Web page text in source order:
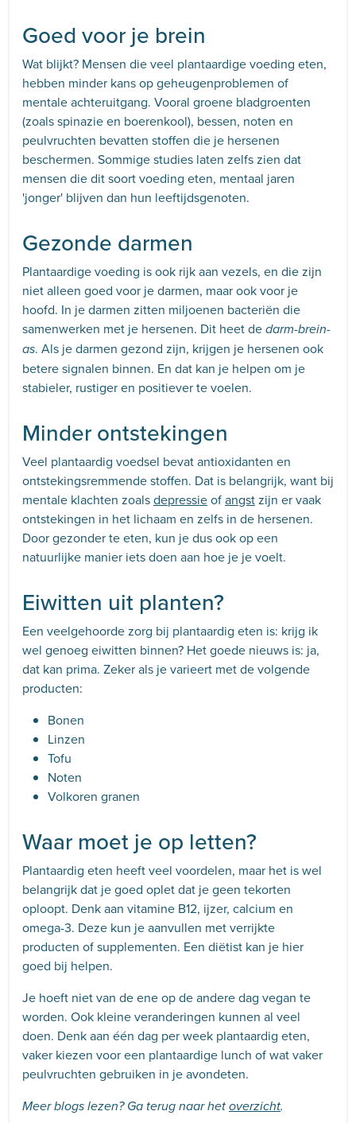
Goed voor je brein
Wat blijkt? Mensen die veel plantaardige voeding eten,
hebben minder kans op geheugenproblemen of
mentale achteruitgang. Vooral groene bladgroenten
(zoals spinazie en boerenkool), bessen, noten en
peulvruchten bevatten stoffen die je hersenen
beschermen. Sommige studies laten zelfs zien dat
mensen die dit soort voeding eten, mentaal jaren
'jonger' blijven dan hun leeftijdsgenoten.
Gezonde darmen
Plantaardige voeding is ook rijk aan vezels, en die zijn
niet alleen goed voor je darmen, maar ook voor je
hoofd. In je darmen zitten miljoenen bacteriën die
samenwerken met je hersenen. Dit heet de darm-brein-
as. Als je darmen gezond zijn, krijgen je hersenen ook
betere signalen binnen. En dat kan je helpen om je
stabieler, rustiger en positiever te voelen.
Minder ontstekingen
Veel plantaardig voedsel bevat antioxidanten en
ontstekingsremmende stoffen. Dat is belangrijk, want bij
mentale klachten zoalsdepressieofangstzijn er vaak
ontstekingen in het lichaam en zelfs in de hersenen.
Door gezonder te eten, kun je dus ook op een
natuurlijke manier iets doen aan hoe je je voelt.
Eiwitten uit planten?
Een veelgehoorde zorg bij plantaardig eten is: krijg ik
wel genoeg eiwitten binnen? Het goede nieuws is: ja,
dat kan prima. Zeker als je varieert met de volgende
producten:
Bonen
Linzen
Tofu
Noten
Volkoren granen
Waar moet je op letten?
Plantaardig eten heeft veel voordelen, maar het is wel
belangrijk dat je goed oplet dat je geen tekorten
oploopt. Denk aan vitamine B12, ijzer, calcium en
omega-3. Deze kun je aanvullen met verrijkte
producten of supplementen. Een diëtist kan je hier
goed bij helpen.
Je hoeft niet van de ene op de andere dag vegan te
worden. Ook kleine veranderingen kunnen al veel
doen. Denk aan één dag per week plantaardig eten,
vaker kiezen voor een plantaardige lunch of wat vaker
peulvruchten gebruiken in je avondeten.
Meer blogs lezen? Ga terug naar het overzicht.